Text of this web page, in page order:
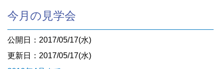
今月の見学会
公開日：2017/05/17(水)
更新日：2017/05/17(水)